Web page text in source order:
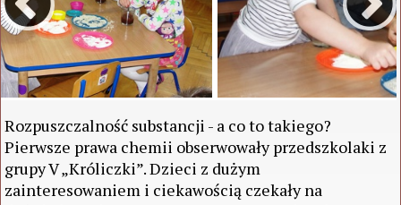
Rozpuszczalność substancji - a co to takiego?
Pierwsze prawa chemii obserwowały przedszkolaki z
grupy V „Króliczki”. Dzieci z dużym
zainteresowaniem i ciekawością czekały na